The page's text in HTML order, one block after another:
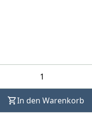
In den Warenkorb